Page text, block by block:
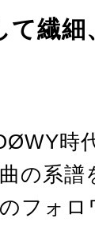
て繊
時
の系
フォ